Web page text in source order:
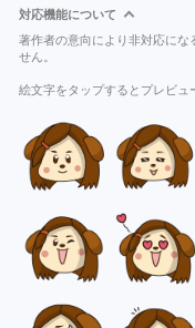
対応機能について
著作者の意向により非対応にな
せん。
絵文字をタップするとプレビュ